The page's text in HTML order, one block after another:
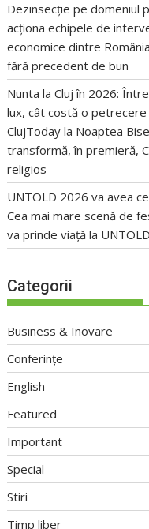
Dezinsecție pe domeniul
acționa echipele de
economice dintre
fără precedent de bun
Nunta la Cluj în 2026:
lux, cât costă o
ClujToday la Noaptea
transformă, în premieră,
religios
UNTOLD 2026 va avea
Cea mai mare scenă de
va prinde viață la
Categorii
Business & Inovare
Conferințe
English
Featured
Important
Special
Stiri
Timp liber